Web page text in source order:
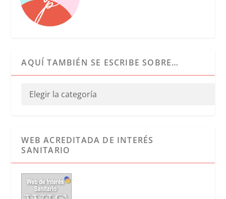
AQUÍ TAMBIÉN SE ESCRIBE SOBRE…
WEB ACREDITADA DE INTERÉS
SANITARIO